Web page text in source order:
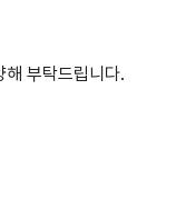
해 부탁드립니다.